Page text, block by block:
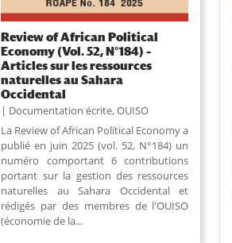
Review of African Political
Economy (Vol. 52, N°184) –
Articles sur les ressources
naturelles au Sahara
Occidental
Documentation écrite,OUISO
La Review of African Political Economy a
publié en juin 2025 (vol. 52, N°184) un
numéro comportant 6 contributions
portant sur la gestion des ressources
naturelles au Sahara Occidental et
rédigés par des membres de l'OUISO
(économie de la...